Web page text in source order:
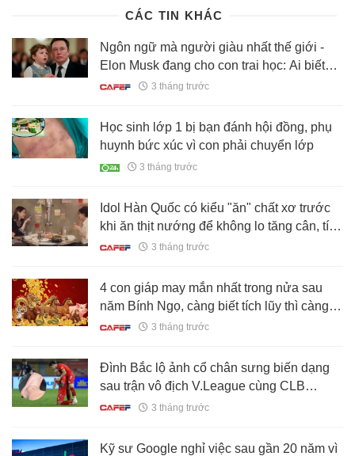
CÁC TIN KHÁC
Ngôn ngữ mà người giàu nhất thế giới -
Elon Musk đang cho con trai học: Ai biết
tiếng này thì thu nhập cao hơn đến 40%
3 tháng trước
Học sinh lớp 1 bị bạn đánh hội đồng, phụ
huynh bức xúc vì con phải chuyển lớp
3 tháng trước
Idol Hàn Quốc có kiểu "ăn" chất xơ trước
khi ăn thịt nướng để không lo tăng cân, tích
mỡ: Có thực sự thần kỳ như lời đồn?
3 tháng trước
4 con giáp may mắn nhất trong nửa sau
năm Bính Ngọ, càng biết tích lũy thì càng
giàu có, thịnh vượng
3 tháng trước
Đình Bắc lộ ảnh cổ chân sưng biến dạng
sau trận vô địch V.League cùng CLB
CAHN
3 tháng trước
Kỹ sư Google nghỉ việc sau gần 20 năm vì